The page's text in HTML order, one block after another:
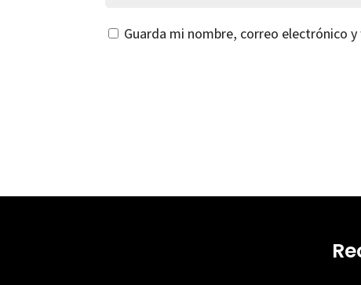
Guarda mi nombre, correo electrónico